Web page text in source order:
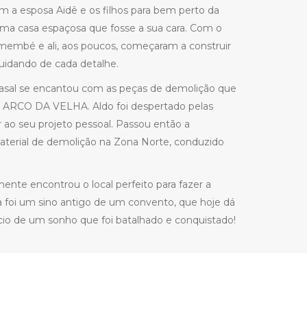
a esposa Aidê e os filhos para bem perto da
casa espaçosa que fosse a sua cara. Com o
e ali, aos poucos, começaram a construir
de cada detalhe.
se encantou com as peças de demolição que
DA VELHA. Aldo foi despertado pelas
seu projeto pessoal. Passou então a
de demolição na Zona Norte, conduzido
encontrou o local perfeito para fazer a
foi um sino antigo de um convento, que hoje dá
de um sonho que foi batalhado e conquistado!